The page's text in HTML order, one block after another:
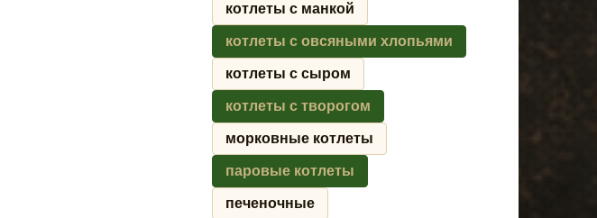
котлеты с манкой
котлеты с овсяными хлопьями
котлеты с сыром
котлеты с творогом
морковные котлеты
паровые котлеты
печеночные